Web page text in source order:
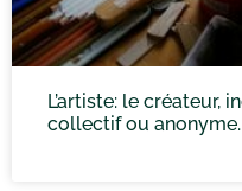
L’artiste: le créateur,
collectif ou anonyme.